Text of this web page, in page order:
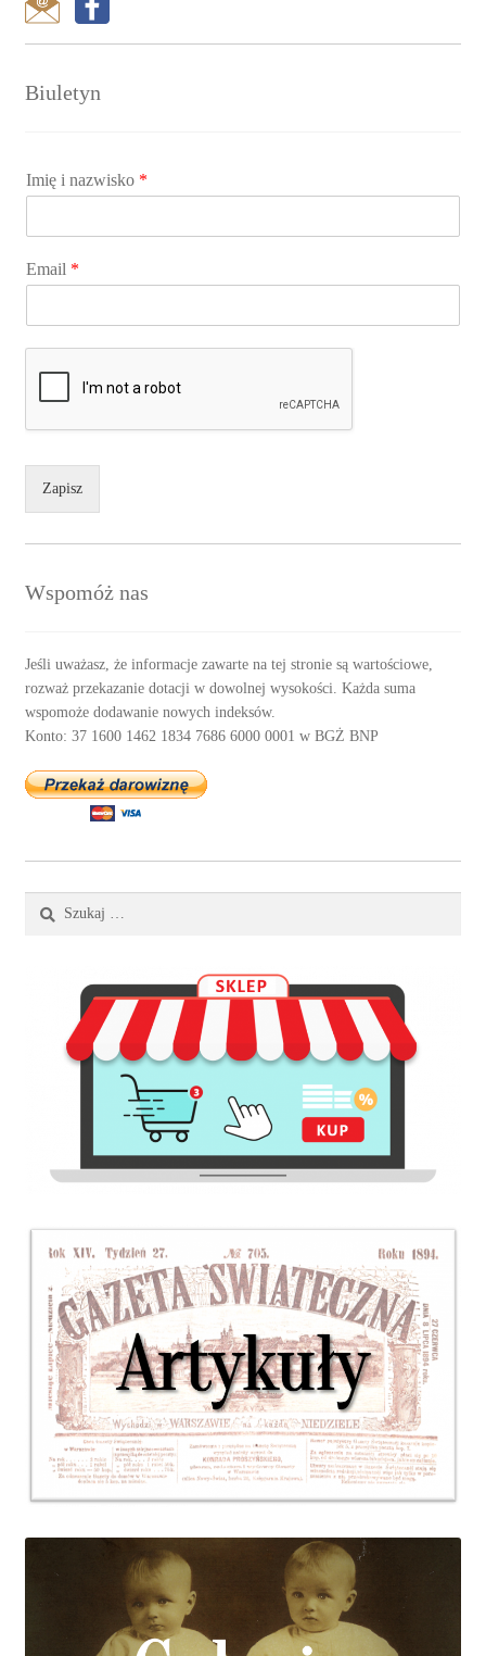
Biuletyn
Imię i nazwisko *
Email *
Zapisz
Wspomóż nas
Jeśli uważasz, że informacje zawarte na tej stronie są wartościowe,
rozważ przekazanie dotacji w dowolnej wysokości. Każda suma
wspomoże dodawanie nowych indeksów.
Konto: 37 1600 1462 1834 7686 6000 0001 w BGŻ BNP